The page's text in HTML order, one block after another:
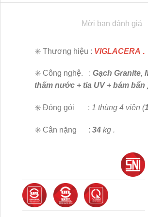
Mời bạn đánh giá
✳️ Thương hiệu : VIGLACERA .
✳️ Công nghệ. : Gạch Granite,
thấm nước + tia UV + bám bẩn
✳️ Đóng gói : 1 thùng 4 viên (
✳️ Cân nặng : 34 kg .